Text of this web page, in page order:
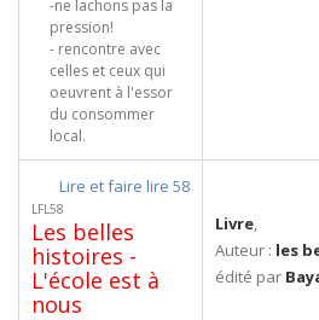
-ne lachons pas la
pression!
- rencontre avec
celles et ceux qui
oeuvrent à l'essor
du consommer
local.
Lire et faire lire 58
LFL58
Les belles
histoires -
L'école est à
nous
Livre,
Auteur : les
édité par